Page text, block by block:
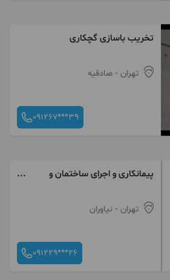
تخریب باسازی گچکاری
تهران - صادقیه
091267***39
پیمانکاری و اجرای ساختمان و
تهران - نیاوران
091229***26